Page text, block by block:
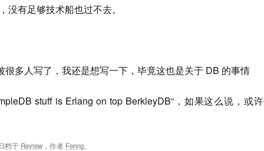
没有足够技术船也过不去。
很多人写了，我还是想写一下，毕竟这也是关于 DB 的事情
stuff is Erlang on top BerkleyDB“，如果这么说，或许
档于 Review ，作者 Fenng。